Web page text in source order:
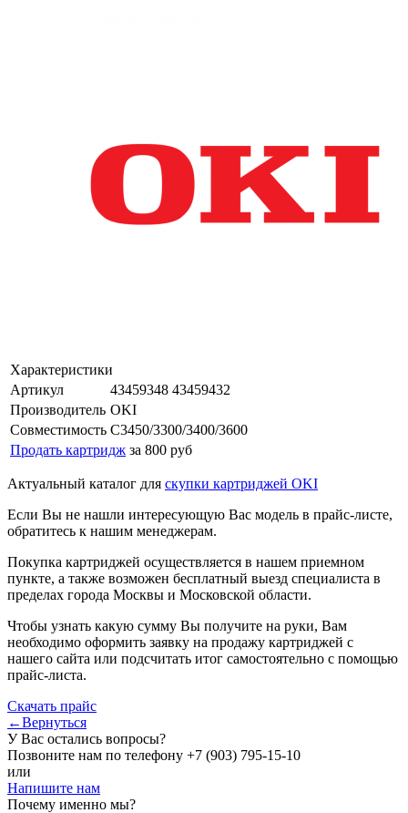
Характеристики
Артикул
43459348 43459432
Производитель OKI
Совместимость C3450/3300/3400/3600
Продать картридж за 800 руб
Актуальный каталог для скупки картриджей OKI
Если Вы не нашли интересующую Вас модель в прайс-листе,
обратитесь к нашим менеджерам.
Покупка картриджей осуществляется в нашем приемном
пункте, а также возможен бесплатный выезд специалиста в
пределах города Москвы и Московской области.
Чтобы узнать какую сумму Вы получите на руки, Вам
необходимо оформить заявку на продажу картриджей с
нашего сайта или подсчитать итог самостоятельно с помощью
прайс-листа.
Скачать прайс
←Вернуться
У Вас остались вопросы?
Позвоните нам по телефону +7 (903) 795-15-10
или
Напишите нам
Почему именно мы?